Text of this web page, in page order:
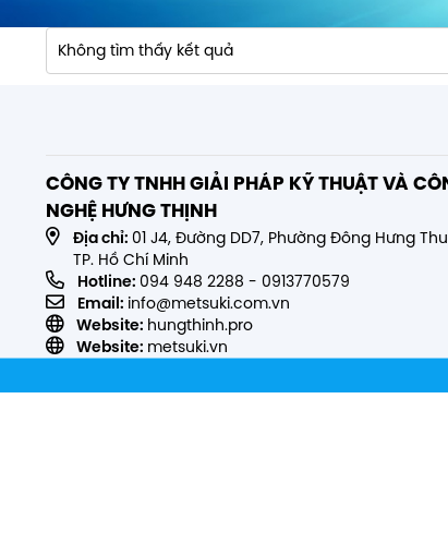
Không tìm thấy kết quả
CÔNG TY TNHH GIẢI PHÁP KỸ THUẬT VÀ
NGHỆ HƯNG THỊNH
Địa chỉ: 01 J4, Đường DD7, Phường Đông Hưng
TP. Hồ Chí Minh
Hotline: 094 948 2288 - 0913770579
Email: info@metsuki.com.vn
Website: hungthinh.pro
Website: metsuki.vn